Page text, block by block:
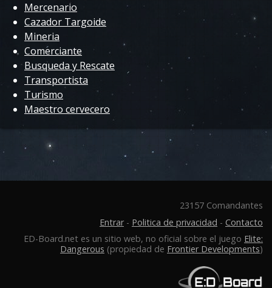
Mercenario
Cazador Targoide
Mineria
Comerciante
Busqueda y Rescate
Transportista
Turismo
Maestro cervecero
23157 Comandantes
Entrar- Politica de privacidad - Contacto
ED-Board.net es un sitio web, no oficial sobre el juego Elite:
Dangerous (propiedad de Frontier Developments)